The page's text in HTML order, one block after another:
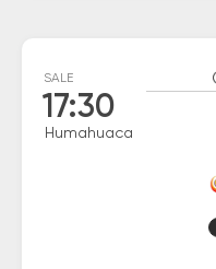
SALE
17:30
Humahuaca